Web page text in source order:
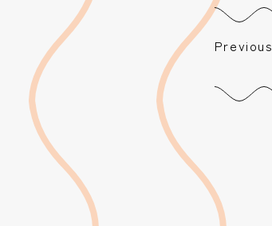
Previous